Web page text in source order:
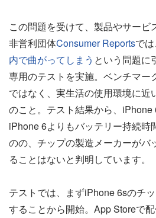
この問題を受けて、製品やサービ
非営利団体Consumer Reportsで
内で曲がってしまう という問題に
専用のテストを実施。ベンチマー
ではなく、実生活の使用環境に近
のこと。テスト結果から、
iPhone 6よりもバッテリー持続時
のの、チップの製造メーカーがバ
ることはないと判明しています。
テストでは、まずiPhone 6sのチ
することから開始。App Storeで